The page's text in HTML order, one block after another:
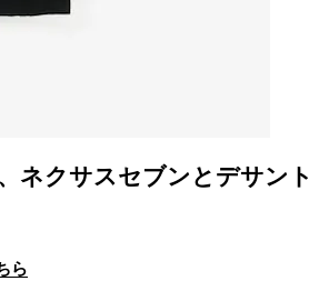
ネクサスセブンとデサント
ら